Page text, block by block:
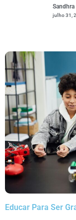
Sandhra
julho 31,
Educar Para Ser